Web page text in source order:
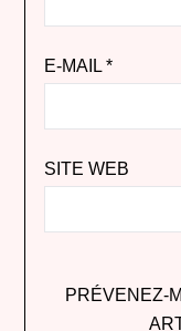
E-MAIL *
SITE WEB
PRÉVENEZ-